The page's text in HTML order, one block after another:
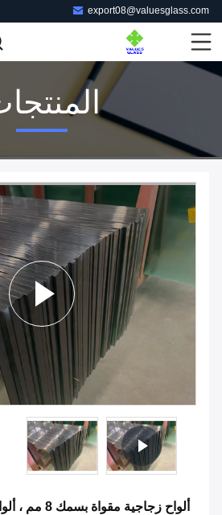
export08@valuesglass.com
ألواح زجاجية